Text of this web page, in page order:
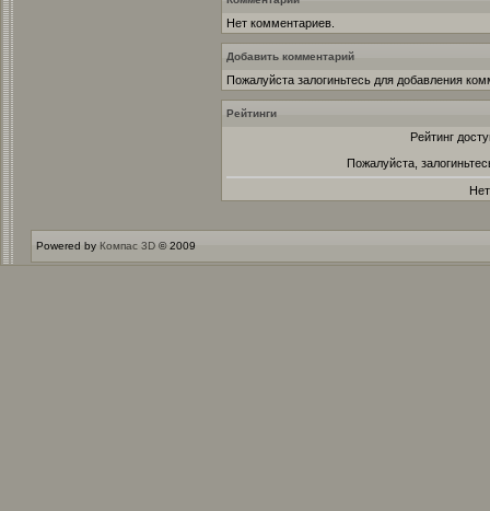
Нет комментариев.
Добавить комментарий
Пожалуйста залогиньтесь для добавления
Рейтинги
Рейтинг
Пожалуйста,
Powered by Компас 3D © 2009